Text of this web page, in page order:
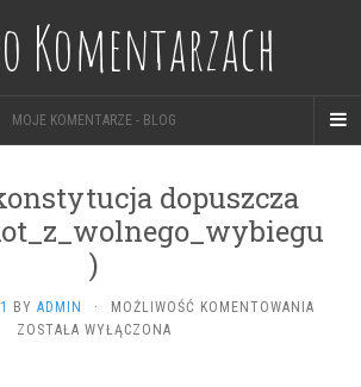
Komentarzach
MOJE KOMENTARZE - BLOG
dopuszcza
)
BY ADMIN · MOŻLIWOŚĆ KOMENTOWANIA
ZOSTAŁA WYŁĄCZONA